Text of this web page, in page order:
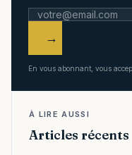
→
En vous abonnant, vous
À LIRE AUSSI
Articles récents